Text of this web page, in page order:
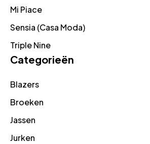
Mi Piace
Sensia (Casa Moda)
Triple Nine
Categorieën
Blazers
Broeken
Jassen
Jurken